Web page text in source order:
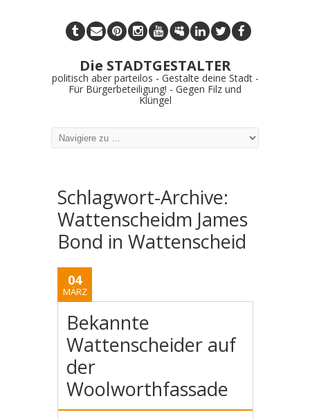
Die STADTGESTALTER
politisch aber parteilos - Gestalte deine Stadt -
Für Bürgerbeteiligung! - Gegen Filz und
Klüngel
Schlagwort-Archive:
Wattenscheidm James
Bond in Wattenscheid
04
MÄRZ
Bekannte
Wattenscheider auf
der
Woolworthfassade